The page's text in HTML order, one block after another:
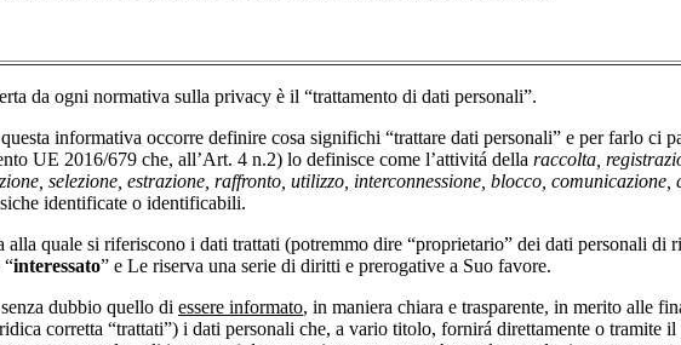
da ogni normativa sulla privacy è il “trattamento di dati personali”.
informativa occorre definire cosa significhi “trattare dati personali” e per farlo ci
UE 2016/679 che, all’Art. 4 n.2) lo definisce come l’attivitá della raccolta,
selezione, estrazione, raffronto, utilizzo, interconnessione, blocco, comunicazione,
identificate o identificabili.
alla quale si riferiscono i dati trattati (potremmo dire “proprietario” dei dati personali
“interessato” e Le riserva una serie di diritti e prerogative a Suo favore.
dubbio quello di essere informato, in maniera chiara e trasparente, in merito alle
corretta “trattati”) i dati personali che, a vario titolo, fornirá direttamente o tramite